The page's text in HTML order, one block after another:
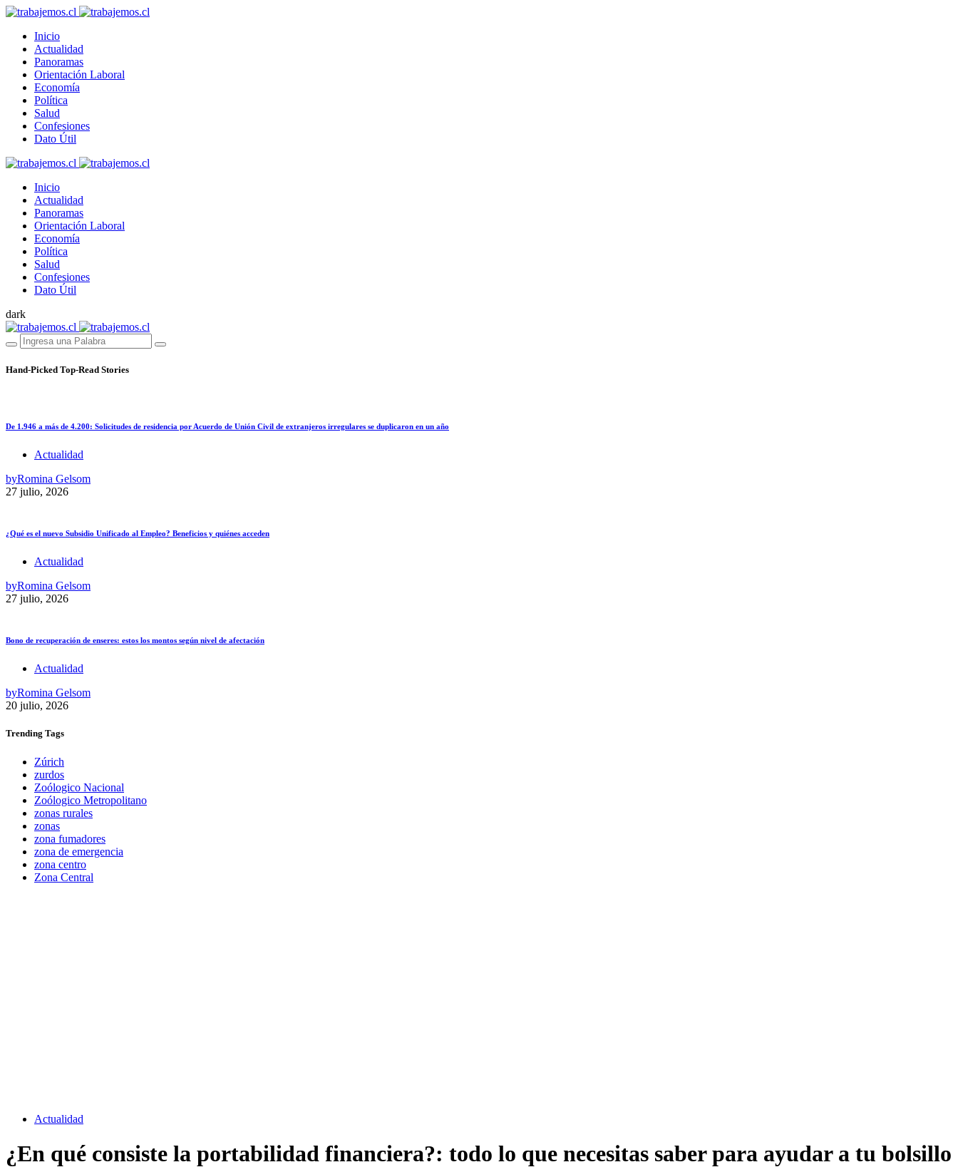
Inicio
Actualidad
Panoramas
Orientación Laboral
Economía
Política
Salud
Confesiones
Dato Útil
Inicio
Actualidad
Panoramas
Orientación Laboral
Economía
Política
Salud
Confesiones
Dato Útil
dark
Hand-Picked Top-Read Stories
De 1.946 a más de 4.200: Solicitudes de residencia por Acuerdo de Unión Civil de extranjeros irregulares se duplicaron en un año
Actualidad
byRomina Gelsom
27 julio, 2026
¿Qué es el nuevo Subsidio Unificado al Empleo? Beneficios y quiénes acceden
Actualidad
byRomina Gelsom
27 julio, 2026
Bono de recuperación de enseres: estos los montos según nivel de afectación
Actualidad
byRomina Gelsom
20 julio, 2026
Trending Tags
Zúrich
zurdos
Zoólogico Nacional
Zoólogico Metropolitano
zonas rurales
zonas
zona fumadores
zona de emergencia
zona centro
Zona Central
Actualidad
¿En qué consiste la portabilidad financiera?: todo lo que necesitas saber para ayudar a tu bolsillo